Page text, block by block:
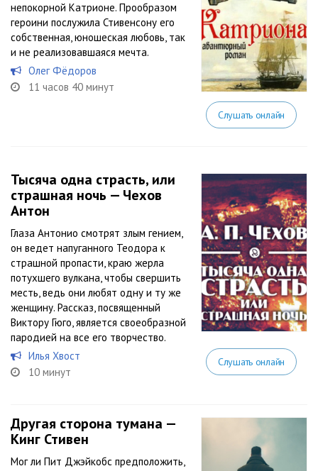
непокорной Катрионе. Прообразом
героини послужила Стивенсону его
собственная, юношеская любовь, так
и не реализовавшаяся мечта.
Олег Фёдоров
11 часов 40 минут
Слушать онлайн
Тысяча одна страсть, или
страшная ночь — Чехов
Антон
Глаза Антонио смотрят злым гением,
он ведет напуганного Теодора к
страшной пропасти, краю жерла
потухшего вулкана, чтобы свершить
месть, ведь они любят одну и ту же
женщину. Рассказ, посвященный
Виктору Гюго, является своеобразной
пародией на все его творчество.
Илья Хвост
10 минут
Слушать онлайн
Другая сторона тумана —
Кинг Стивен
Мог ли Пит Джэйкобс предположить,